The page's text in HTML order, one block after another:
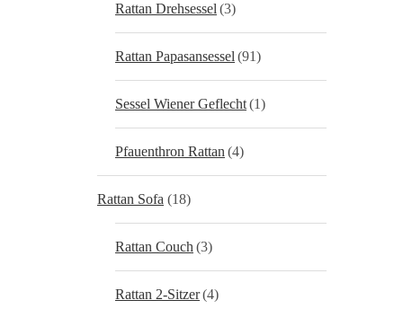
Rattan Drehsessel (3)
Rattan Papasansessel (91)
Sessel Wiener Geflecht(1)
Pfauenthron Rattan (4)
Rattan Sofa (18)
Rattan Couch (3)
Rattan 2-Sitzer(4)